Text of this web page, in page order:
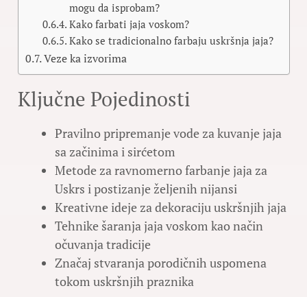
mogu da isprobam?
Kako farbati jaja voskom?
Kako se tradicionalno farbaju uskršnja jaja?
Veze ka izvorima
Ključne Pojedinosti
Pravilno pripremanje vode za kuvanje jaja
sa začinima i sirćetom
Metode za ravnomerno farbanje jaja za
Uskrs i postizanje željenih nijansi
Kreativne ideje za dekoraciju uskršnjih jaja
Tehnike šaranja jaja voskom kao način
očuvanja tradicije
Značaj stvaranja porodičnih uspomena
tokom uskršnjih praznika